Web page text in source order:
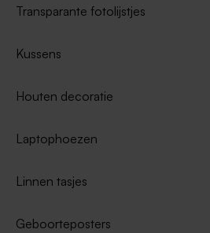
Transparante fotolijstjes
Kussens
Houten decoratie
Laptophoezen
Linnen tasjes
Geboorteposters